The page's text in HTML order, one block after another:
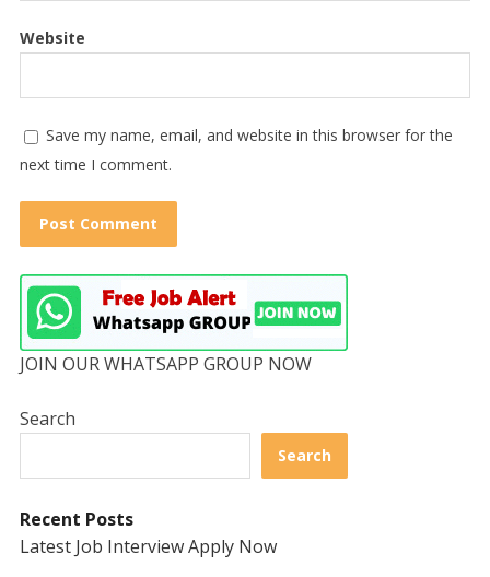
Website
Save my name, email, and website in this browser for the
next time I comment.
JOIN OUR WHATSAPP GROUP NOW
Search
Search
Recent Posts
Latest Job Interview Apply Now